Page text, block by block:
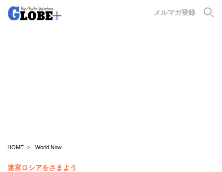
メルマガ登録
HOME World Now
迷宮ロシアをさまよう